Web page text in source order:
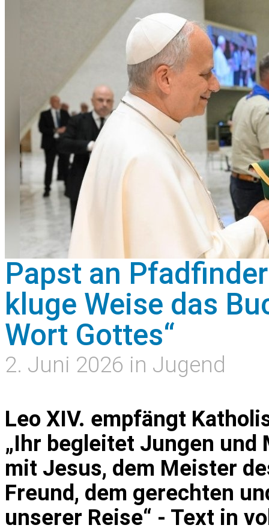
Papst an
kluge Weise das
Wort Gottes“
2. Juni 2026 in Jugend
Leo XIV. empfängt
„Ihr begleitet Jungen und
mit Jesus, dem Meister
Freund, dem gerechten
unserer Reise“ - Text in